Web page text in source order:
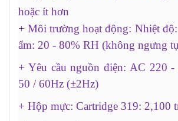
hoặc ít hơn
+ Môi trường hoạt động: Nhiệt
ẩm: 20 - 80% RH (không ngưng
+ Yêu cầu nguồn điện: AC 220
50 / 60Hz (±2Hz)
+ Hộp mực: Cartridge 319: 2,100